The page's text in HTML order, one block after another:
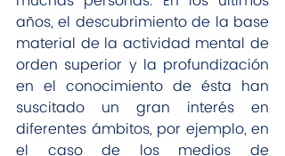
años, el descubrimiento de la base
material de la actividad mental de
orden superior y la profundización
en el conocimiento de ésta han
suscitado un gran interés en
diferentes ámbitos, por ejemplo, en
el caso de los medios de